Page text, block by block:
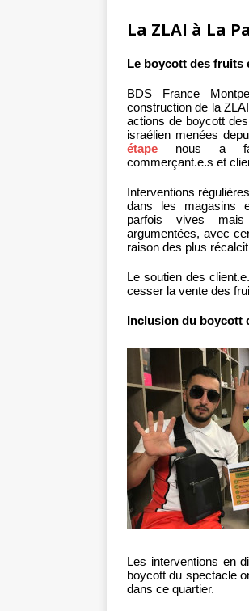
La ZLAI à La
Le boycott des fruits
BDS France
construction de la
actions de boycott
israélien menées
étape nous a
commerçant.e.s et
Interventions
dans les magasins
parfois vives
argumentées, avec
raison des plus
Le soutien des
cesser la vente des
Inclusion du boycott
Les interventions en
boycott du spectacle
dans ce quartier.